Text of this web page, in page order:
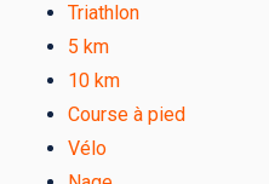
Triathlon
5 km
10 km
Course à pied
Vélo